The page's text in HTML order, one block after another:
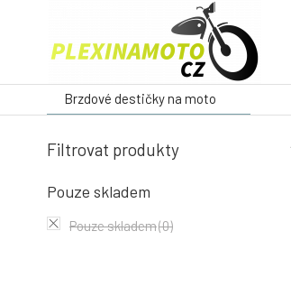
Brzdové destičky na moto
Filtrovat produkty
Pouze skladem
Pouze skladem(0)